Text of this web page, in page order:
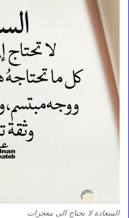
السعادة لا تحتاج الى معجزات